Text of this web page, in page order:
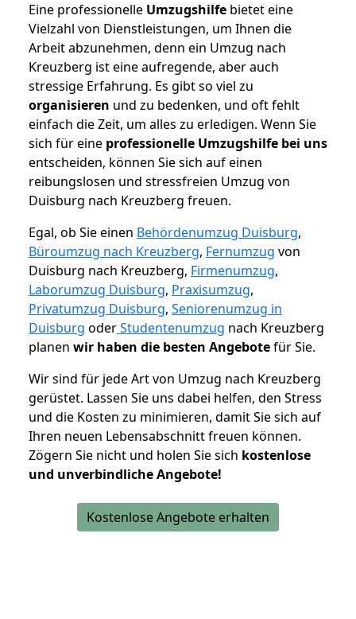
Eine professionelle Umzugshilfe bietet eine
Vielzahl von Dienstleistungen, um Ihnen die
Arbeit abzunehmen, denn ein Umzug nach
Kreuzberg ist eine aufregende, aber auch
stressige Erfahrung. Es gibt so viel zu
organisieren und zu bedenken, und oft fehlt
einfach die Zeit, um alles zu erledigen. Wenn Sie
sich für eine professionelle Umzugshilfe bei uns
entscheiden, können Sie sich auf einen
reibungslosen und stressfreien Umzug von
Duisburg nach Kreuzberg freuen.
Egal, ob Sie einen Behördenumzug Duisburg,
Büroumzug nach Kreuzberg, Fernumzug von
Duisburg nach Kreuzberg, Firmenumzug,
Laborumzug Duisburg, Praxisumzug,
Privatumzug Duisburg, Seniorenumzug in
Duisburg oderStudentenumzug nach Kreuzberg
planen wir haben die besten Angebotefür Sie.
Wir sind für jede Art von Umzug nach Kreuzberg
gerüstet. Lassen Sie uns dabei helfen, den Stress
und die Kosten zu minimieren, damit Sie sich auf
Ihren neuen Lebensabschnitt freuen können.
Zögern Sie nicht und holen Sie sich kostenlose
und unverbindliche Angebote!
Kostenlose Angebote erhalten